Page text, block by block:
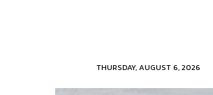
THURSDAY, AUGUST 6, 2026